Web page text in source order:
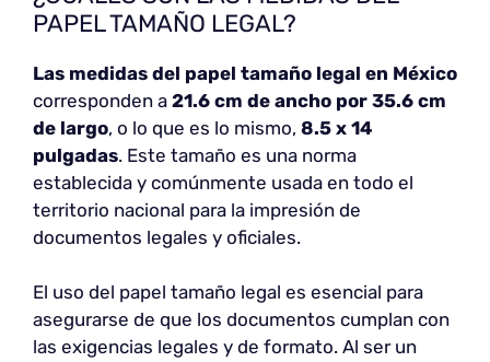
PAPEL TAMAÑO LEGAL?
Las medidas del papel tamaño legal en México
corresponden a 21.6 cm de ancho por 35.6 cm
de largo, o lo que es lo mismo, 8.5 x 14
pulgadas. Este tamaño es una norma
establecida y comúnmente usada en todo el
territorio nacional para la impresión de
documentos legales y oficiales.
El uso del papel tamaño legal es esencial para
asegurarse de que los documentos cumplan con
las exigencias legales y de formato. Al ser un